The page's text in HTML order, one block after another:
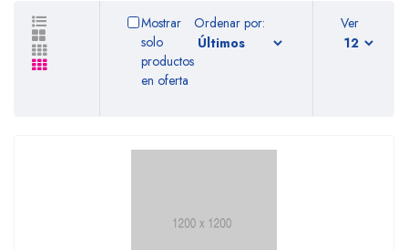
Mostrar
solo
productos
en oferta
Ordenar por: Ver